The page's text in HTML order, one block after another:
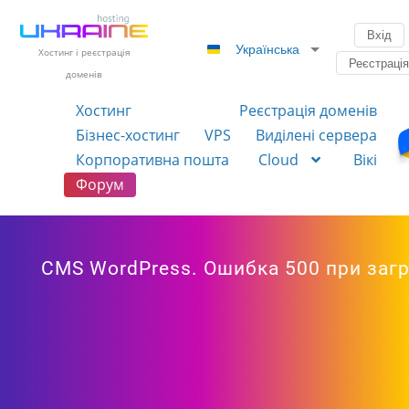
Хостинг і реєстрація
доменів
Українська
Вхід
Реєстрація
Хостинг
Реєстрація доменів
Бізнес-хостинг
VPS
Виділені сервера
Корпоративна пошта
Cloud
Вікі
Форум
CMS WordPress. Ошибка 500 при